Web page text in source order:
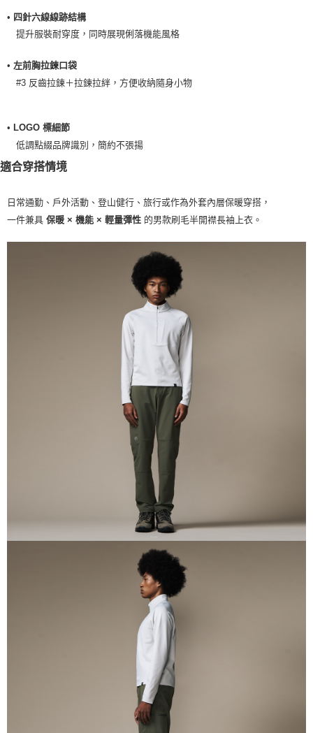
• 四針六線線跡結構
提升服裝耐穿度，同時展現俐落機能風格
• 左前胸拉鍊口袋
#3 反齒拉鍊＋拉鍊拉絆，方便收納隨身小物
• LOGO 標細節
低調點綴品牌識別，簡約不張揚
適合穿搭情境
日常通勤、戶外活動、登山健行、旅行或作為外套內層保暖穿搭，
一件兼具 保暖 × 機能 × 輕量彈性 的男款刷毛半開襟長袖上衣。